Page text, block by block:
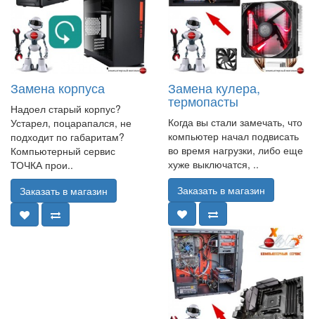
Замена корпуса
Надоел старый корпус?
Устарел, поцарапался, не
подходит по габаритам?
Компьютерный сервис
ТОЧКА прои..
Заказать в магазин
Замена кулера,
термопасты
Когда вы стали замечать, что
компьютер начал подвисать
во время нагрузки, либо еще
хуже выключатся, ..
Заказать в магазин